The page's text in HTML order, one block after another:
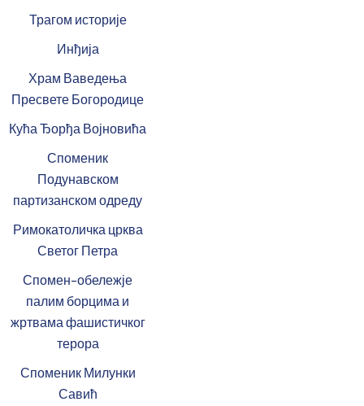
Трагом историје
Инђија
Храм Ваведења
Пресвете Богородице
Кућа Ђорђа Војновића
Споменик
Подунавском
партизанском одреду
Римокатоличка црква
Светог Петра
Спомен-обележје
палим борцима и
жртвама фашистичког
терора
Споменик Милунки
Савић